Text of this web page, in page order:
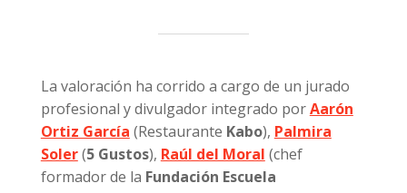
La valoración ha corrido a cargo de un jurado
profesional y divulgador integrado porAarón
Ortiz García (Restaurante Kabo), Palmira
Soler(5 Gustos), Raúl del Moral (chef
formador de la Fundación Escuela